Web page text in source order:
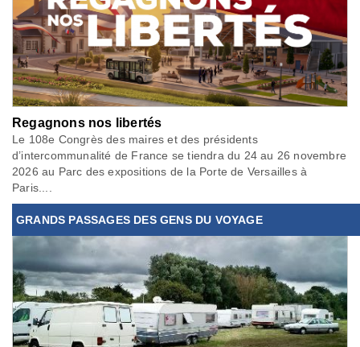
Regagnons nos libertés
Le 108e Congrès des maires et des présidents
d’intercommunalité de France se tiendra du 24 au 26 novembre
2026 au Parc des expositions de la Porte de Versailles à
Paris....
GRANDS PASSAGES DES GENS DU VOYAGE